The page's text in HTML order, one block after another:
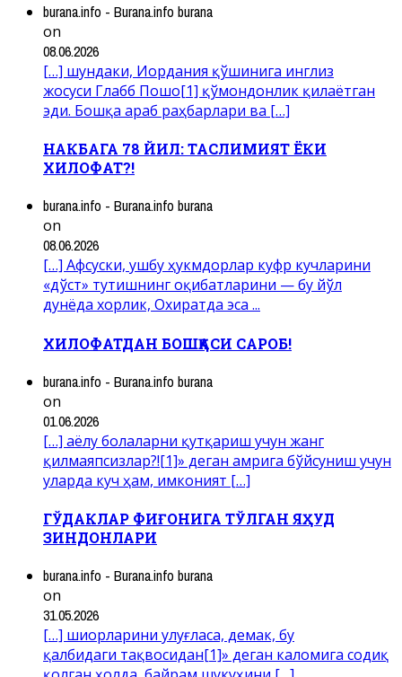
burana.info - Burana.info burana
on
08.06.2026
[…] шундаки, Иордания қўшинига инглиз
жосуси Глабб Пошо[1] қўмондонлик қилаётган
эди. Бошқа араб раҳбарлари ва […]
НАКБАГА 78 ЙИЛ: ТАСЛИМИЯТ ЁКИ
ХИЛОФАТ?!
burana.info - Burana.info burana
on
08.06.2026
[…] Афсуски, ушбу ҳукмдорлар куфр кучларини
«дўст» тутишнинг оқибатларини — бу йўл
дунёда хорлик, Охиратда эса ...
ХИЛОФАТДАН БОШҚАСИ САРОБ!
burana.info - Burana.info burana
on
01.06.2026
[…] аёлу болаларни қутқариш учун жанг
қилмаяпсизлар?![1]» деган амрига бўйсуниш учун
уларда куч ҳам, имконият […]
ГЎДАКЛАР ФИҒОНИГА ТЎЛГАН ЯҲУД
ЗИНДОНЛАРИ
burana.info - Burana.info burana
on
31.05.2026
[…] шиорларини улуғласа, демак, бу
қалбидаги тақвосидан[1]» деган каломига содиқ